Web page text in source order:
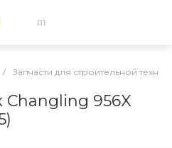
/ Запчасти для строительной
Changling 956X